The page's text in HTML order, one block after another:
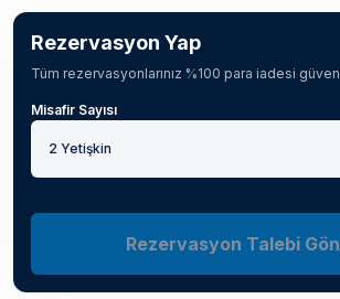
Rezervasyon Yap
Tüm rezervasyonlarınız %100 para iadesi
Misafir Sayısı
2 Yetişkin
Rezervasyon Talebi